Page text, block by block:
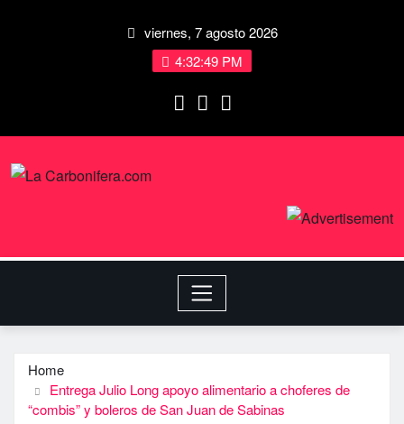
viernes, 7 agosto 2026
4:32:50 PM
Home
Entrega Julio Long apoyo alimentario a choferes de
“combis” y boleros de San Juan de Sabinas